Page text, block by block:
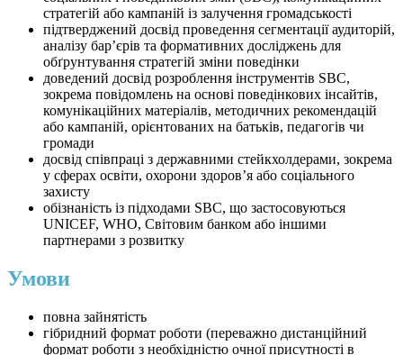
стратегій або кампаній із залучення громадськості
підтверджений досвід проведення сегментації аудиторій,
аналізу бар’єрів та формативних досліджень для
обґрунтування стратегій зміни поведінки
доведений досвід розроблення інструментів SBC,
зокрема повідомлень на основі поведінкових інсайтів,
комунікаційних матеріалів, методичних рекомендацій
або кампаній, орієнтованих на батьків, педагогів чи
громади
досвід співпраці з державними стейкхолдерами, зокрема
у сферах освіти, охорони здоров’я або соціального
захисту
обізнаність із підходами SBC, що застосовуються
UNICEF, WHO, Світовим банком або іншими
партнерами з розвитку
Умови
повна зайнятість
гібридний формат роботи (переважно дистанційний
формат роботи з необхідністю очної присутності в